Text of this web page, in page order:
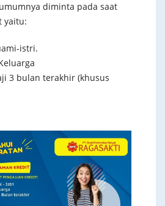
diminta pada saat
yaitu:
istri.
3 bulan terakhir (khusus